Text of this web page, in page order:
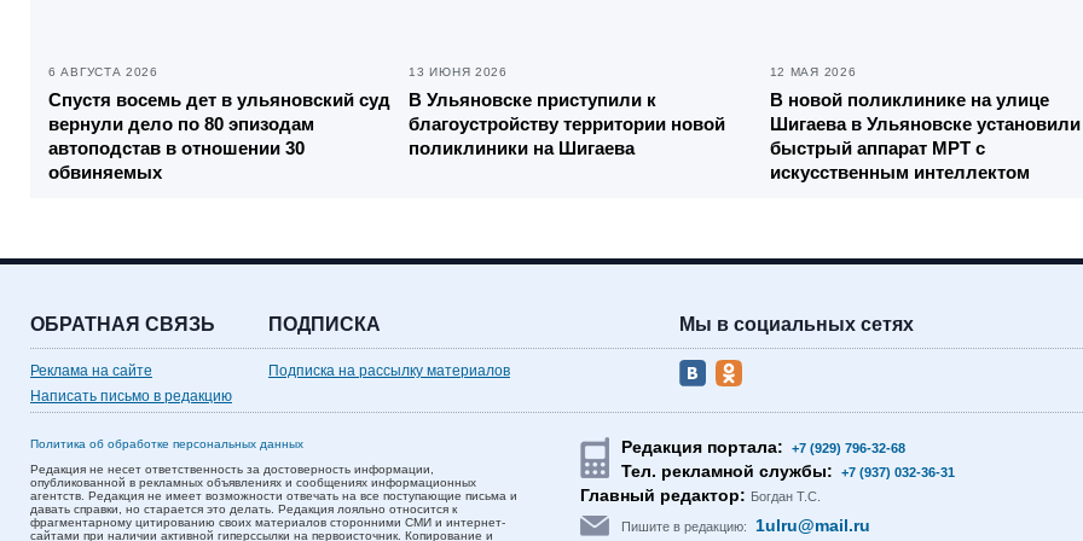
6 АВГУСТА 2026
Спустя восемь дет в ульяновский суд
вернули дело по 80 эпизодам
автоподстав в отношении 30
обвиняемых
13 ИЮНЯ 2026
В Ульяновске приступили к
благоустройству территории новой
поликлиники на Шигаева
12 МАЯ 2026
В новой поликлинике на улице
Шигаева в Ульяновске установили
быстрый аппарат МРТ с
искусственным интеллектом
ОБРАТНАЯ СВЯЗЬ
Реклама на сайте
Написать письмо в редакцию
ПОДПИСКА
Подписка на рассылку материалов
Мы в социальных сетях
Политика об обработке персональных данных
Редакция не несет ответственность за достоверность информации,
опубликованной в рекламных объявлениях и сообщениях информационных
агентств. Редакция не имеет возможности отвечать на все поступающие письма и
давать справки, но старается это делать. Редакция лояльно относится к
фрагментарному цитированию своих материалов сторонними СМИ и интернет-
сайтами при наличии активной гиперссылки на первоисточник. Копирование и
Редакция портала: +7 (929) 796-32-68
Тел. рекламной службы: +7 (937) 032-36-31
Главный редактор: Богдан Т.С.
Пишите в редакцию: 1ulru@mail.ru